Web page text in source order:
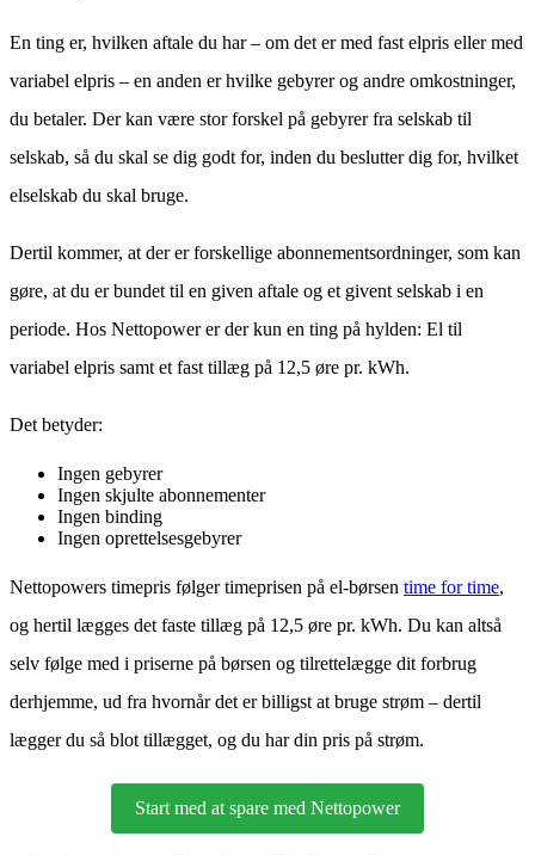
En ting er, hvilken aftale du har – om det er med fast elpris eller med
variabel elpris – en anden er hvilke gebyrer og andre omkostninger,
du betaler. Der kan være stor forskel på gebyrer fra selskab til
selskab, så du skal se dig godt for, inden du beslutter dig for, hvilket
elselskab du skal bruge.
Dertil kommer, at der er forskellige abonnementsordninger, som kan
gøre, at du er bundet til en given aftale og et givent selskab i en
periode. Hos Nettopower er der kun en ting på hylden: El til
variabel elpris samt et fast tillæg på 12,5 øre pr. kWh.
Det betyder:
Ingen gebyrer
Ingen skjulte abonnementer
Ingen binding
Ingen oprettelsesgebyrer
Nettopowers timepris følger timeprisen på el-børsen time for time,
og hertil lægges det faste tillæg på 12,5 øre pr. kWh. Du kan altså
selv følge med i priserne på børsen og tilrettelægge dit forbrug
derhjemme, ud fra hvornår det er billigst at bruge strøm – dertil
lægger du så blot tillægget, og du har din pris på strøm.
Start med at spare med Nettopower